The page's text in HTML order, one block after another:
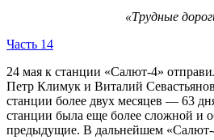
«Трудные
Часть 14
24 мая к станции «Салют-4»
Петр Климук и Виталий
станции более двух месяцев — 63
станции была еще более сложной и
предыдущие. В дальнейшем «Салют-